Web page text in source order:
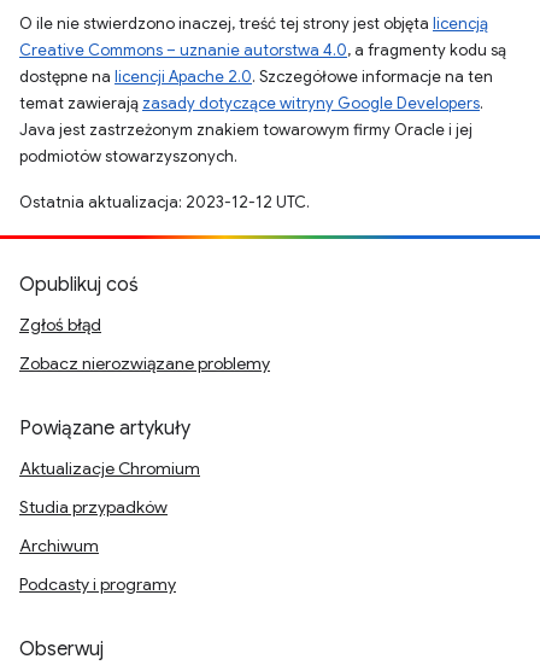
O ile nie stwierdzono inaczej, treść tej strony jest objęta licencją
Creative Commons – uznanie autorstwa 4.0, a fragmenty kodu są
dostępne na licencji Apache 2.0. Szczegółowe informacje na ten
temat zawierają zasady dotyczące witryny Google Developers.
Java jest zastrzeżonym znakiem towarowym firmy Oracle i jej
podmiotów stowarzyszonych.
Ostatnia aktualizacja: 2023-12-12 UTC.
Opublikuj coś
Zgłoś błąd
Zobacz nierozwiązane problemy
Powiązane artykuły
Aktualizacje Chromium
Studia przypadków
Archiwum
Podcasty i programy
Obserwuj